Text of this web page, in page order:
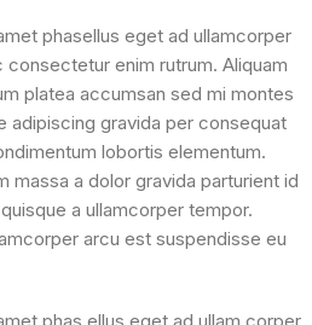
phasellus eget ad ullamcorper
enim rutrum. Aliquam
platea accumsan sed mi montes
adipiscing gravida per consequat
lobortis elementum.
massa a dolor gravida parturient id
a ullamcorper tempor.
arcu est suspendisse eu